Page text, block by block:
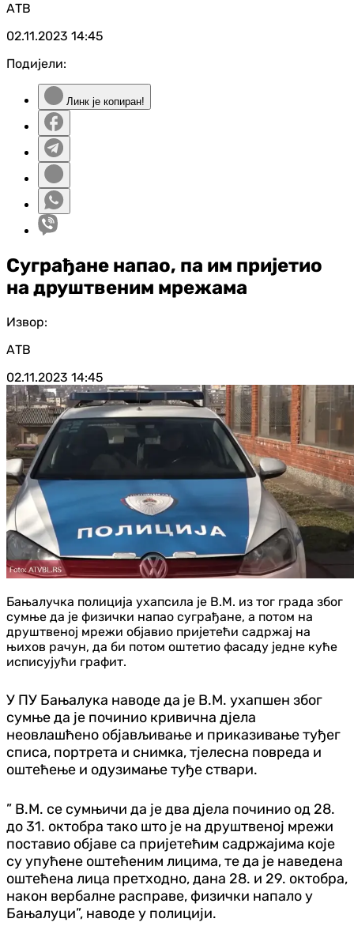
АТВ
02.11.2023 14:45
Подијели:
Линк је копиран!
Суграђане напао, па им пријетио
на друштвеним мрежама
Извор:
АТВ
02.11.2023 14:45
Бањалучка полиција ухапсила је В.М. из тог града због
сумње да је физички напао суграђане, а потом на
друштвеној мрежи објавио пријетећи садржај на
њихов рачун, да би потом оштетио фасаду једне куће
исписујући графит.
У ПУ Бањалука наводе да је В.М. ухапшен због
сумње да је починио кривична дјела
неовлашћено објављивање и приказивање туђег
списа, портрета и снимка, тјелесна повреда и
оштећење и одузимање туђе ствари.
” В.М. се сумњичи да је два дјела починио од 28.
до 31. октобра тако што је на друштвеној мрежи
поставио објаве са пријетећим садржајима које
су упућене оштећеним лицима, те да је наведена
оштећена лица претходно, дана 28. и 29. октобра,
након вербалне расправе, физички напало у
Бањалуци”, наводе у полицији.